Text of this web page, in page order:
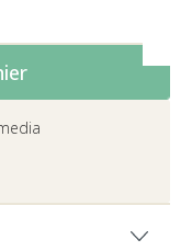
la quantité